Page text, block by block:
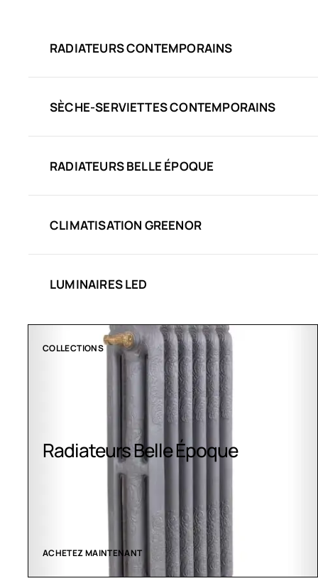
RADIATEURS CONTEMPORAINS
SÈCHE-SERVIETTES CONTEMPORAINS
RADIATEURS BELLE ÉPOQUE
CLIMATISATION GREENOR
LUMINAIRES LED
COLLECTIONS
Radiateurs Belle Époque
ACHETEZ MAINTENANT